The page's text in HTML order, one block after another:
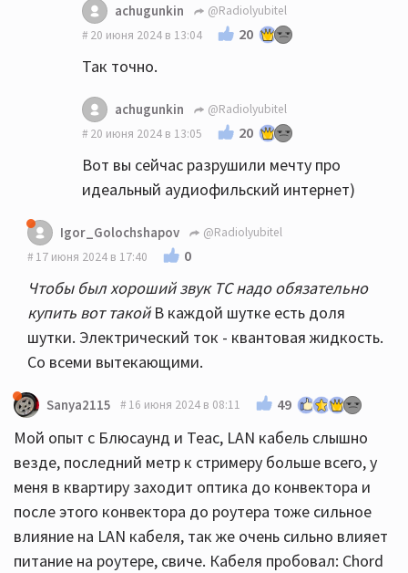
achugunkin
@Radiolyubitel
20 июня 2024 в 13:04
20
Так точно.
achugunkin
@Radiolyubitel
20 июня 2024 в 13:05
20
Вот вы сейчас разрушили мечту про
идеальный аудиофильский интернет)
Igor_Golochshapov
@Radiolyubitel
17 июня 2024 в 17:40
0
Чтобы был хороший звук ТС надо обязательно
купить вот такойВ каждой шутке есть доля
шутки. Электрический ток - квантовая жидкость.
Со всеми вытекающими.
Sanya2115 16 июня 2024 в 08:11 49
Мой опыт с Блюсаунд и Теас, LAN кабель слышно
везде, последний метр к стримеру больше всего, у
меня в квартиру заходит оптика до конвектора и
после этого конвектора до роутера тоже сильное
влияние на LAN кабеля, так же очень сильно влияет
питание на роутере, свиче. Кабеля пробовал: Chord